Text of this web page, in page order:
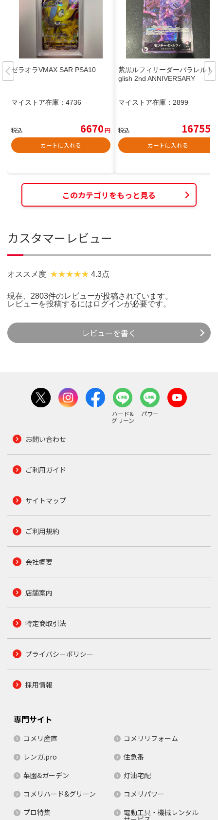
ゼラオラVMAX SAR PSA10
マイストア在庫： 4736
税込 6670円
カートに入れる
紫黒ルフィリーダーパラレル En
glish 2nd ANNIVERSARY
マイストア在庫： 2899
税込 16755
カートに入れる
このカテゴリをもっと見る
カスタマーレビュー
オススメ度 4.3点
現在、2803件のレビューが投稿されています。
レビューを投稿するには ログインが必要です。
レビューを書く
ハード&
グリーン
パワー
お問い合わせ
ご利用ガイド
サイトマップ
ご利用規約
会社概要
店舗案内
特定商取引法
プライバシーポリシー
採用情報
専門サイト
コメリ産直
コメリリフォーム
レンガ.pro
住急番
菜園&ガーデン
灯油宅配
コメリハード&グリーン
コメリパワー
プロ特集
電動工具・機械レンタル